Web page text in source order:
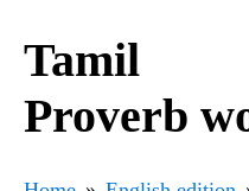
Tamil
Proverb